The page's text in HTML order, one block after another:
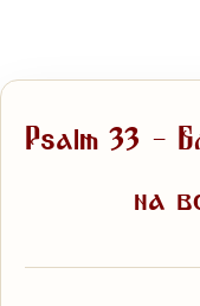
Psalm 33 —
на